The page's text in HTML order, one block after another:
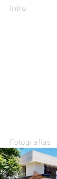
Intro
Fotografías